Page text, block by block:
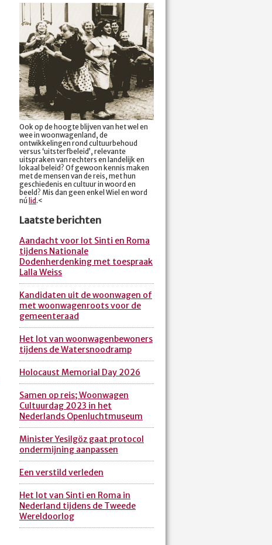
Ook op de hoogte blijven van het wel en
wee in woonwagenland, de
ontwikkelingen rond cultuurbehoud
versus ‘uitsterfbeleid’, relevante
uitspraken van rechters en landelijk en
lokaal beleid? Of gewoon kennis maken
met de mensen van de reis, met hun
geschiedenis en cultuur in woord en
beeld? Mis dan geen enkel Wiel en word
nú lid.<
Laatste berichten
Aandacht voor lot Sinti en Roma
tijdens Nationale
Dodenherdenking met toespraak
Lalla Weiss
Kandidaten uit de woonwagen of
met woonwagenroots voor de
gemeenteraad
Het lot van woonwagenbewoners
tijdens de Watersnoodramp
Holocaust Memorial Day 2026
Samen op reis; Woonwagen
Cultuurdag 2023 in het
Nederlands Openluchtmuseum
Minister Yesilgöz gaat protocol
ondermijning aanpassen
Een verstild verleden
Het lot van Sinti en Roma in
Nederland tijdens de Tweede
Wereldoorlog